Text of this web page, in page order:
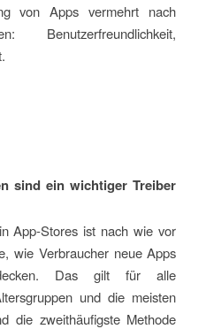
von Apps vermehrt nach
Benutzerfreundlichkeit,
sind ein wichtiger Treiber
App-Stores ist nach wie vor
wie Verbraucher neue Apps
Das gilt für alle
und die meisten
die zweithäufigste Methode